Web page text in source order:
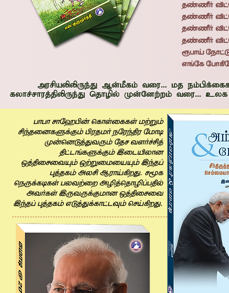
அரசியலிலிருந்து ஆன்மீகம் வரை... மத
கலாச்சாரத்திலிருந்து தொழில் முன்னேற்றம் வரை...
ÃVÃV ÄV¼Ç¸[ ØïV^çïï^ \u®D
EÍ>çªïÓÂzD ¸«>\ì å¼«Í]« ¼\V½
x[Øª|ÝmkòD ¼>Ä káìßEÝ
]â¦ºïÓÂzD Öç¦léVª
ÎÝ]çÄçk¥D Îu®ç\çB¥D ÖÍ>©
AÝ>ïD ¶éE g«VFþÅm. ÄJï
ØåòÂï½ï^ ÃékuçÅ ¶aÝØ>Va©Ã]_
¶kìï^ ÖòkòÂz\Vª ÎÝ]çÄçk
ÖÍ>© AÝ>ïD ¨|ÝmÂïVâ¦¡D ØÄFþÅm.